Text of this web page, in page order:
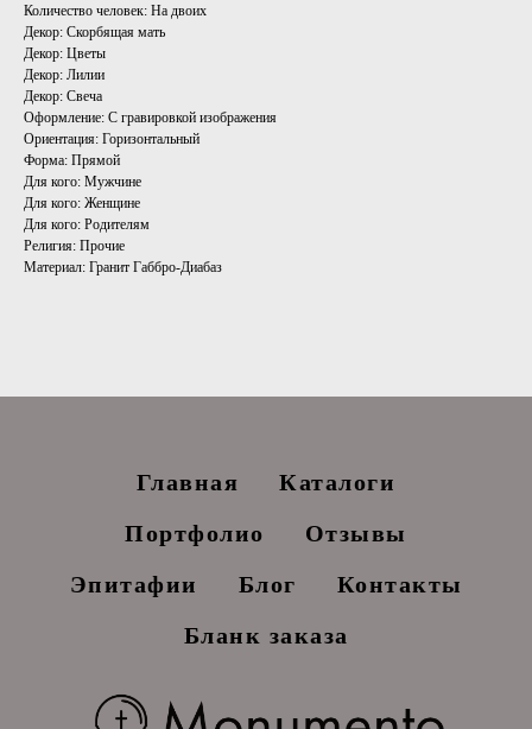
Количество человек: На двоих
Декор: Скорбящая мать
Декор: Цветы
Декор: Лилии
Декор: Свеча
Оформление: С гравировкой изображения
Ориентация: Горизонтальный
Форма: Прямой
Для кого: Мужчине
Для кого: Женщине
Для кого: Родителям
Религия: Прочие
Материал: Гранит Габбро-Диабаз
Главная
Каталоги
Портфолио
Отзывы
Эпитафии
Блог
Контакты
Бланк заказа